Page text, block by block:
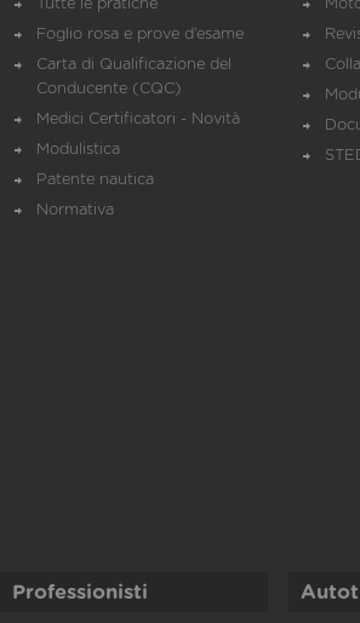
Tutte le pratiche
Foglio rosa e prove d’esame
Carta di Qualificazione del
Conducente (CQC)
Medici Certificatori - Novità
Modulistica
Patente nautica
Normativa
Professionisti